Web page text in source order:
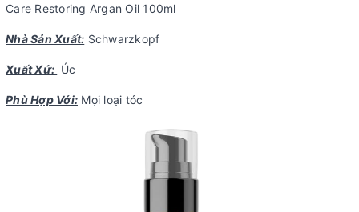
Care Restoring Argan Oil 100ml
Nhà Sản Xuất: Schwarzkopf
Xuất Xứ: Úc
Phù Hợp Với: Mọi loại tóc